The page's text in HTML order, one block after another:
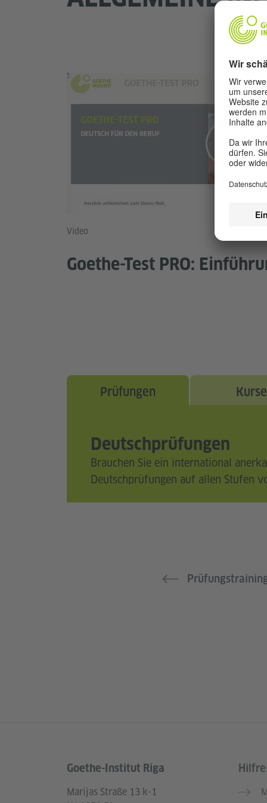
Video
Goethe-Test PRO:
Prüfungen Kurse
Deutschprüfungen
Brauchen Sie ein international
Deutschprüfungen auf allen Stufen
Service- und Informationsbereich
Goethe-Institut Riga
Marijas Straße 13 k-1